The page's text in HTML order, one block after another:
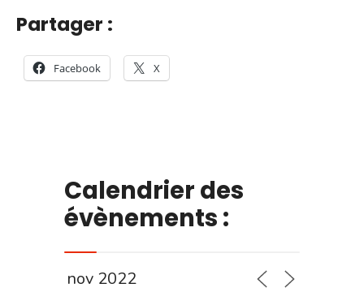
Partager :
Facebook X
Calendrier des
évènements :